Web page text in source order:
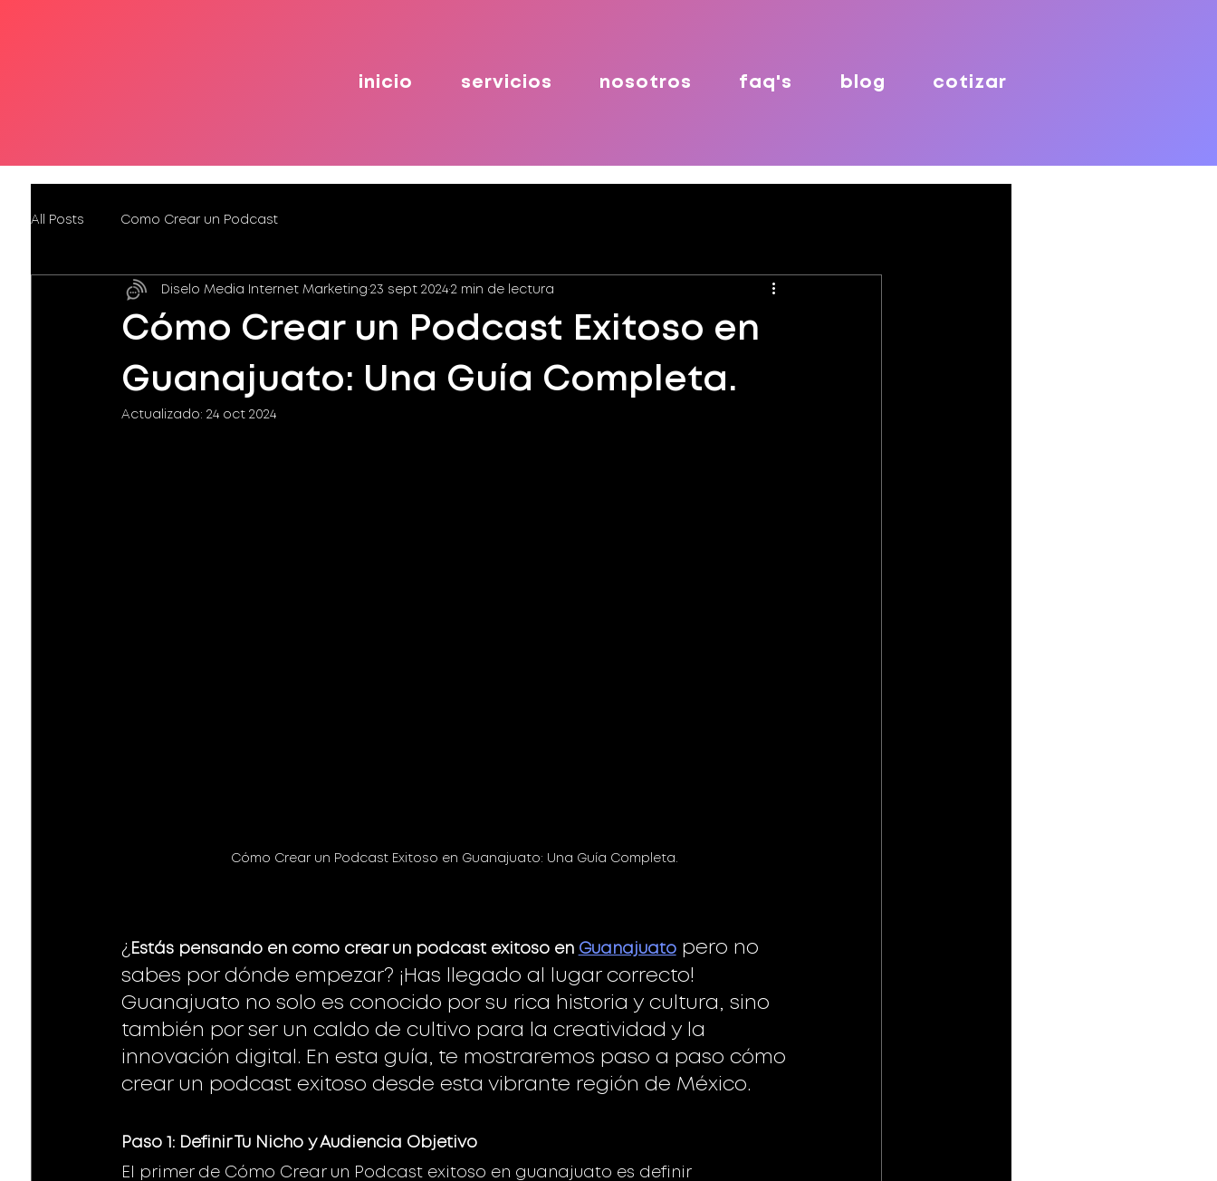
inicio servicios nosotros faq's blog cotizar
All Posts Como Crear un Podcast
Cómo Crear un Podcast Exitoso en
Guanajuato: Una Guía Completa.
Diselo Media Internet Marketing 23 sept 2024 2 min de lectura
Actualizado: 24 oct 2024
Cómo Crear un Podcast Exitoso en Guanajuato: Una Guía Completa.
¿ Estás pensando en como crear un podcast exitoso en Guanajuato pero no
sabes por dónde empezar? ¡Has llegado al lugar correcto!
Guanajuato no solo es conocido por su rica historia y cultura, sino
también por ser un caldo de cultivo para la creatividad y la
innovación digital. En esta guía, te mostraremos paso a paso cómo
crear un podcast exitoso desde esta vibrante región de México.
Paso 1: Definir Tu Nicho y Audiencia Objetivo
El primer de Cómo Crear un Podcast exitoso en guanajuato es definir